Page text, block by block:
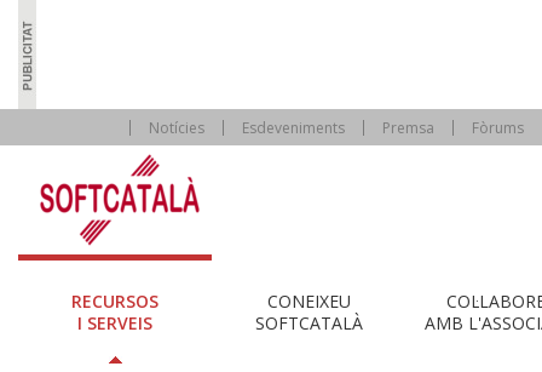
Notícies Esdeveniments Premsa Fòrums
RECURSOS
I SERVEIS
CONEIXEU
SOFTCATALÀ
AMB